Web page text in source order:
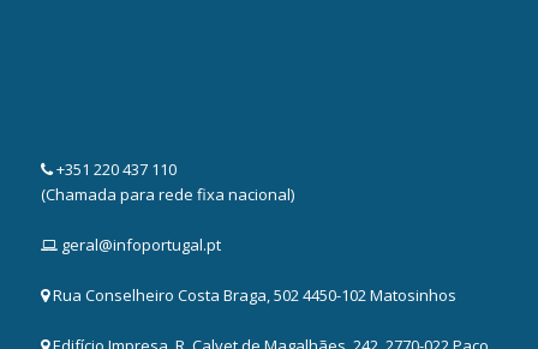
+351 220 437 110
(Chamada para rede fixa nacional)
geral@infoportugal.pt
Rua Conselheiro Costa Braga, 502 4450-102 Matosinhos